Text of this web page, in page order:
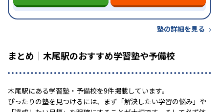
塾の詳細を見る
まとめ｜木尾駅のおすすめ学習塾や予備校
木尾駅にある学習塾・予備校を9件掲載しています。
ぴったりの塾を見つけるには、まず「解決したい学習の悩み」や